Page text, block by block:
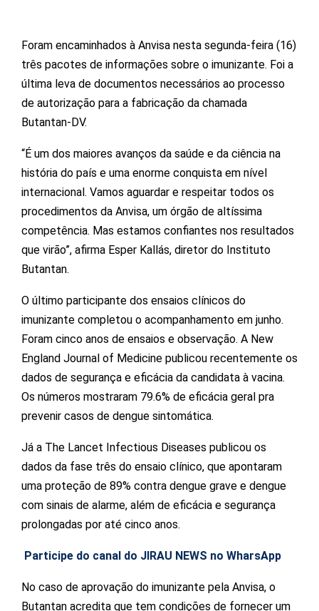
Foram encaminhados à Anvisa nesta segunda-feira (16)
três pacotes de informações sobre o imunizante. Foi a
última leva de documentos necessários ao processo
de autorização para a fabricação da chamada
Butantan-DV.
“É um dos maiores avanços da saúde e da ciência na
história do país e uma enorme conquista em nível
internacional. Vamos aguardar e respeitar todos os
procedimentos da Anvisa, um órgão de altíssima
competência. Mas estamos confiantes nos resultados
que virão”, afirma Esper Kallás, diretor do Instituto
Butantan.
O último participante dos ensaios clínicos do
imunizante completou o acompanhamento em junho.
Foram cinco anos de ensaios e observação. A New
England Journal of Medicine publicou recentemente os
dados de segurança e eficácia da candidata à vacina.
Os números mostraram 79.6% de eficácia geral pra
prevenir casos de dengue sintomática.
Já a The Lancet Infectious Diseases publicou os
dados da fase três do ensaio clínico, que apontaram
uma proteção de 89% contra dengue grave e dengue
com sinais de alarme, além de eficácia e segurança
prolongadas por até cinco anos.
Participe do canal do JIRAU NEWS no WharsApp
No caso de aprovação do imunizante pela Anvisa, o
Butantan acredita que tem condições de fornecer um